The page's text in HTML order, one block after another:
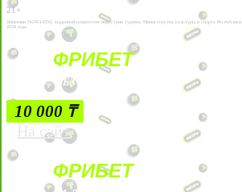
21+
Лицензии №24514359, выданной комитетом индустрии туризма Министерства культуры и спорта Республики
2034 года.
ФРИБЕТ
БЕЗ УСЛОВИЙ
10 000 ₸
На сайт
ФРИБЕТ